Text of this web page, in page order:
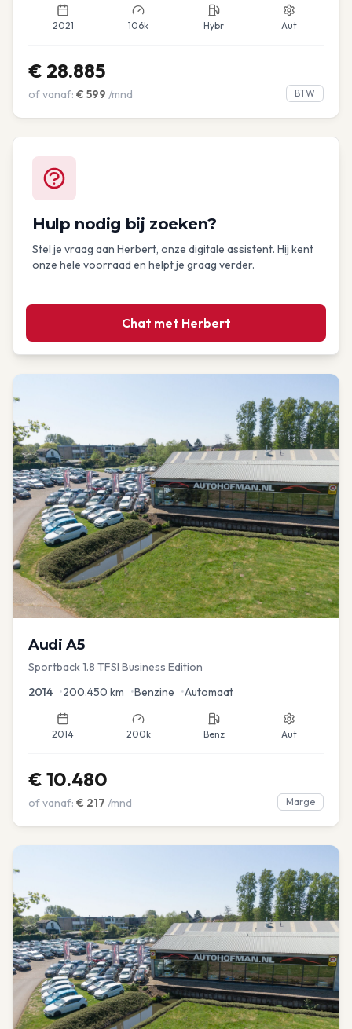
2021 106k Hybr Aut
€ 28.885
of vanaf: € 599 /mnd BTW
Hulp nodig bij zoeken?
Stel je vraag aan Herbert, onze digitale assistent. Hij kent
onze hele voorraad en helpt je graag verder.
Chat met Herbert
Audi A5
Sportback 1.8 TFSI Business Edition
2014 •200.450 km •Benzine •Automaat
2014 200k Benz Aut
€ 10.480
of vanaf: € 217 /mnd Marge